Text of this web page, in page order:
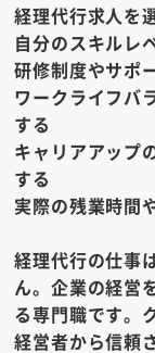
経理代行求人を
自分のスキルレ
研修制度やサポ
ワークライフバ
する
キャリアアップ
する
実際の残業時間
経理代行の仕事
ん。企業の経営
る専門職です。
経営者から信頼